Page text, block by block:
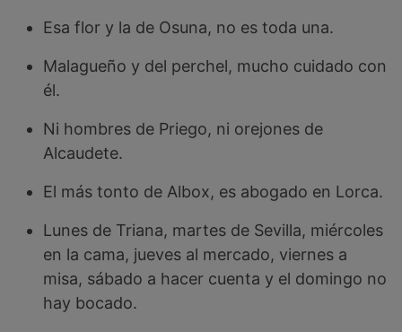
Esa flor y la de Osuna, no es toda una.
Malagueño y del perchel, mucho cuidado con
él.
Ni hombres de Priego, ni orejones de
Alcaudete.
El más tonto de Albox, es abogado en Lorca.
Lunes de Triana, martes de Sevilla, miércoles
en la cama, jueves al mercado, viernes a
misa, sábado a hacer cuenta y el domingo no
hay bocado.